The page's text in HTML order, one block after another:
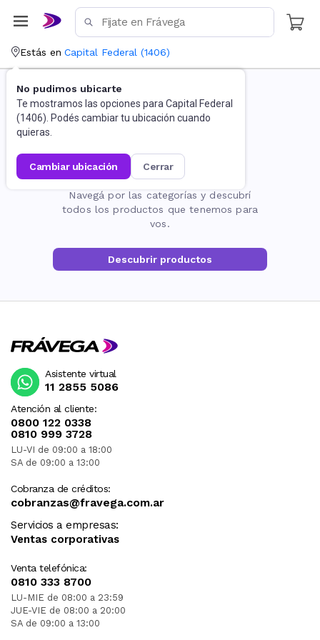
Estás en Capital Federal (1406)
No pudimos ubicarte
Te mostramos las opciones para Capital Federal
(1406). Podés cambiar tu ubicación cuando
quieras.
cambiar ubicación cerrar
La página no existe
Navegá por las categorías y descubrí
todos los productos que tenemos para
vos.
Descubrir productos
Atención al cliente:
0800 122 0338
0810 999 3728
LU-VI de 09:00 a 18:00
SA de 09:00 a 13:00
Cobranza de créditos:
cobranzas@fravega.com.ar
Servicios a empresas:
Ventas corporativas
Venta telefónica:
0810 333 8700
LU-MIE de 08:00 a 23:59
JUE-VIE de 08:00 a 20:00
SA de 09:00 a 13:00
Asistente virtual
11 2855 5086